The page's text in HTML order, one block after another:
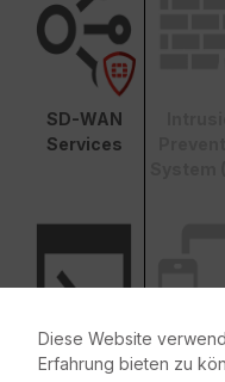
SD-WAN
Services
Applikationsk
Diese Website
Erfahrung bieten zu